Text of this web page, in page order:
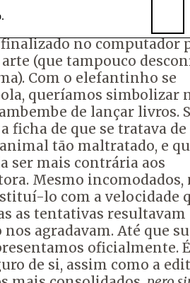
Foi rascunhado nos
(que então nem sabia
no computador
(que tampouco
Com o elefantinho se
queríamos simbolizar
de lançar livros.
ficha de que se tratava
tão maltratado, e
ser mais contrária aos
Mesmo incomodados,
lo com a velocidade
as tentativas resultavam
agradavam. Até que
oficialmente.
de si, assim como a